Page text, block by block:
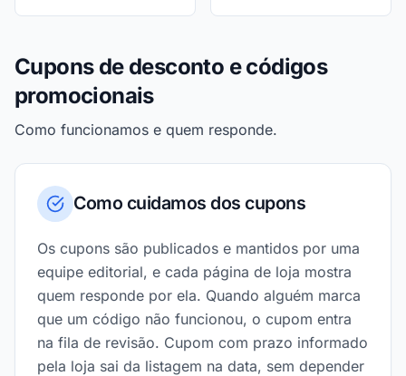
Cupons de desconto e códigos
promocionais
Como funcionamos e quem responde.
Como cuidamos dos cupons
Os cupons são publicados e mantidos por uma
equipe editorial, e cada página de loja mostra
quem responde por ela. Quando alguém marca
que um código não funcionou, o cupom entra
na fila de revisão. Cupom com prazo informado
pela loja sai da listagem na data, sem depender